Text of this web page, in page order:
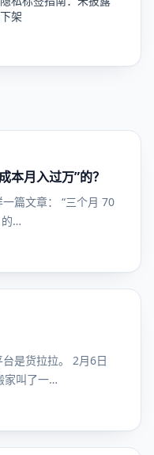
架
本月入过万”的？
篇文章： “三个月 70
的…
是货拉拉。 2月6日
家叫了一…